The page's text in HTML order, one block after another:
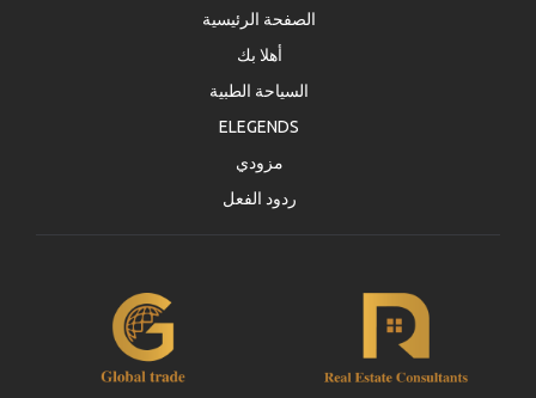
الصفحة الرئيسية
أهلا بك
السياحة الطبية
ELEGENDS
مزودي
ردود الفعل